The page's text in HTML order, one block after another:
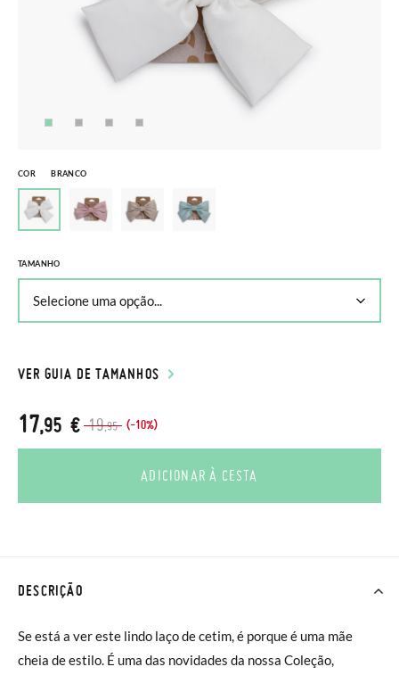
COR BRANCO
TAMANHO
VER GUIA DE TAMANHOS
19,95 (-10%)
17,95 €
ADICIONAR À CESTA
DESCRIÇÃO
Se está a ver este lindo laço de cetim, é porque é uma mãe
cheia de estilo. É uma das novidades da nossa Coleção,